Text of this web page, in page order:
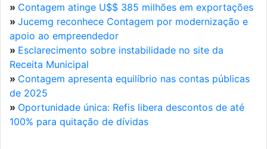
» Contagem atinge U$$ 385 milhões em exportações
» Jucemg reconhece Contagem por modernização e
apoio ao empreendedor
» Esclarecimento sobre instabilidade no site da
Receita Municipal
» Contagem apresenta equilíbrio nas contas públicas
de 2025
» Oportunidade única: Refis libera descontos de até
100% para quitação de dívidas